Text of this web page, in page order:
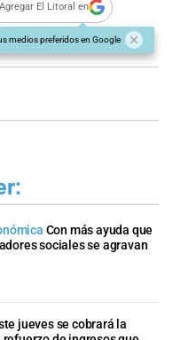
El Litoral en
medios preferidos en Google
Con más ayuda que
sociales se agravan
jueves se cobrará la